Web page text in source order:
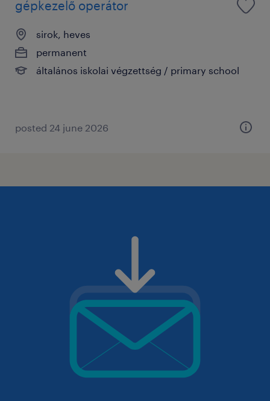
gépkezelő operátor
sirok, heves
permanent
általános iskolai végzettség / primary school
posted 24 june 2026